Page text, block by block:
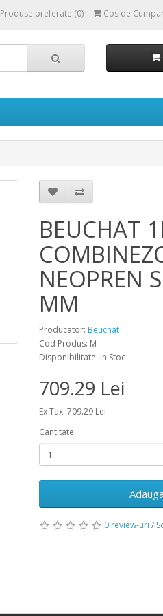
Produse preferate (0) Cos de
BEUCHAT
NEOPREN
MM
Producator: Beuchat
Cod Produs: M
Disponibilitate: In Stoc
709.29 Lei
Ex Tax: 709.29 Lei
Cantitate
0 review-uri /